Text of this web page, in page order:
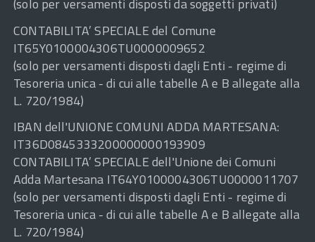
(solo per versamenti disposti da soggetti privati)
CONTABILITA’ SPECIALE del Comune
IT65Y0100004306TU0000009652
(solo per versamenti disposti dagli Enti - regime di
Tesoreria unica - di cui alle tabelle A e B allegate alla
L. 720/1984)
IBAN dell'UNIONE COMUNI ADDA MARTESANA:
IT36D0845333200000000193909
CONTABILITA’ SPECIALE dell'Unione dei Comuni
Adda Martesana IT64Y0100004306TU0000011707
(solo per versamenti disposti dagli Enti - regime di
Tesoreria unica - di cui alle tabelle A e B allegate alla
L. 720/1984)